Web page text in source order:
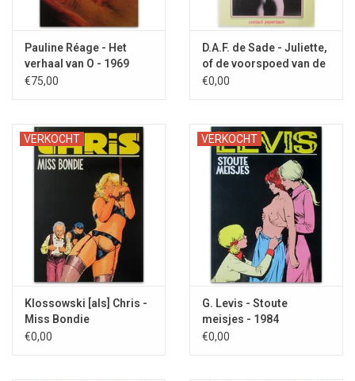
Pauline Réage - Het
verhaal van O - 1969
€75,00
D.A.F. de Sade - Juliette,
of de voorspoed van de
ondeugd - 1981
€0,00
VERKOCHT
Klossowski [als] Chris -
Miss Bondie
[COMPLEET] -
€0,00
VERKOCHT
G. Levis - Stoute
meisjes - 1984
€0,00